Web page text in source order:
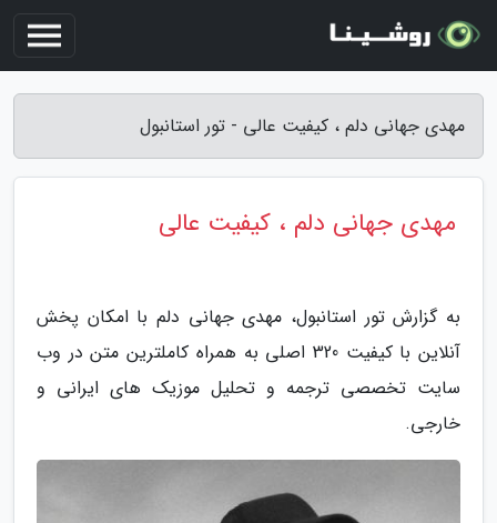
مهدی جهانی دلم ، کیفیت عالی - تور استانبول
مهدی جهانی دلم ، کیفیت عالی
به گزارش تور استانبول، مهدی جهانی دلم با امکان پخش
آنلاین با کیفیت 320 اصلی به همراه کاملترین متن در وب
سایت تخصصی ترجمه و تحلیل موزیک های ایرانی و
خارجی.